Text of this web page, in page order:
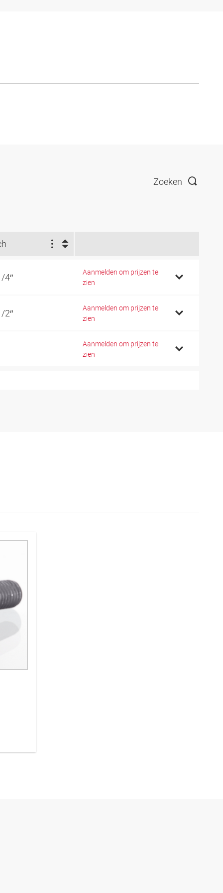
Zoeken
4″
Aanmelden om prijzen te
zien
2″
Aanmelden om prijzen te
zien
Aanmelden om prijzen te
zien